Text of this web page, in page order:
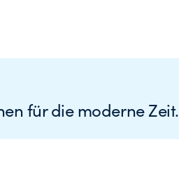
für die moderne Zeit.